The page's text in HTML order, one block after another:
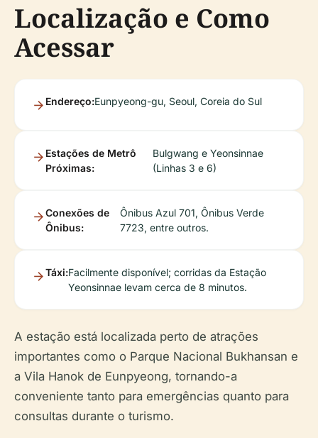
Localização e Como
Acessar
Endereço:Eunpyeong-gu, Seoul, Coreia do Sul
Estações de Metrô
Próximas:
Bulgwang e Yeonsinnae
(Linhas 3 e 6)
Conexões de
Ônibus:
Ônibus Azul 701, Ônibus Verde
7723, entre outros.
Táxi:Facilmente disponível; corridas da Estação
Yeonsinnae levam cerca de 8 minutos.
A estação está localizada perto de atrações
importantes como o Parque Nacional Bukhansan e
a Vila Hanok de Eunpyeong, tornando-a
conveniente tanto para emergências quanto para
consultas durante o turismo.